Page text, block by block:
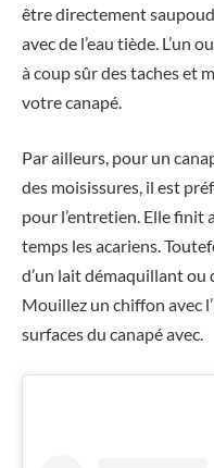
être directement
avec de l’eau tiède. L’un
à coup sûr des taches et
votre canapé.
Par ailleurs, pour un
des moisissures, il est
pour l’entretien. Elle finit
temps les acariens.
d’un lait démaquillant ou
Mouillez un chiffon avec
surfaces du canapé avec.